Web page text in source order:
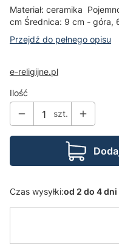
Materiał: ceramika
cm Średnica: 9 cm - góra,
Przejdź do pełnego opisu
e-religijne.pl
Ilość
szt.
Czas wysyłki:od 2 do 4